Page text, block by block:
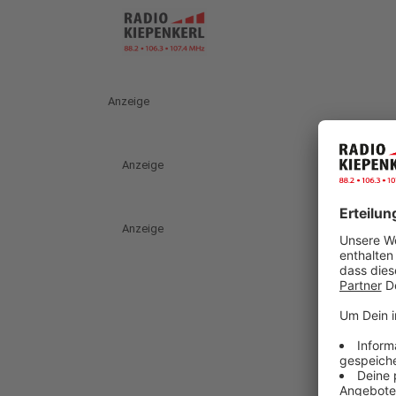
Anzeige
Anzeige
Anzeige